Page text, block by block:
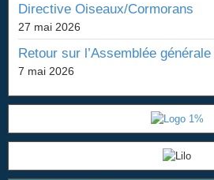
Directive Oiseaux/Cormorans
27 mai 2026
Retour sur l’Assemblée générale
7 mai 2026